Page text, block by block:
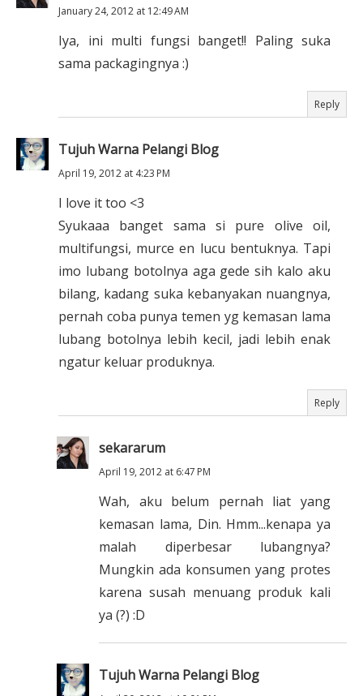
January 24, 2012 at 12:49 AM
Iya, ini multi fungsi banget!! Paling suka
sama packagingnya :)
Reply
Tujuh Warna Pelangi Blog
April 19, 2012 at 4:23 PM
I love it too <3
Syukaaa banget sama si pure olive oil,
multifungsi, murce en lucu bentuknya. Tapi
imo lubang botolnya aga gede sih kalo aku
bilang, kadang suka kebanyakan nuangnya,
pernah coba punya temen yg kemasan lama
lubang botolnya lebih kecil, jadi lebih enak
ngatur keluar produknya.
Reply
sekararum
April 19, 2012 at 6:47 PM
Wah, aku belum pernah liat yang
kemasan lama, Din. Hmm...kenapa ya
malah diperbesar lubangnya?
Mungkin ada konsumen yang protes
karena susah menuang produk kali
ya (?) :D
Tujuh Warna Pelangi Blog